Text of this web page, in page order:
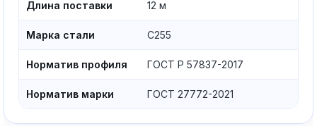
Длина поставки 12 м
Марка стали С255
Норматив профиля ГОСТ Р 57837-2017
Норматив марки ГОСТ 27772-2021